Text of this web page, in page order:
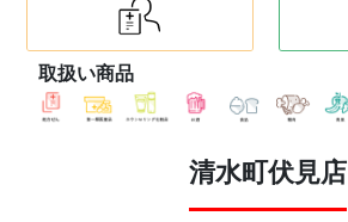
取扱い商品
清水町伏見店